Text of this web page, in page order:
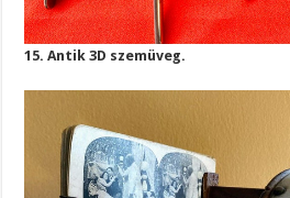
15. Antik 3D szemüveg.